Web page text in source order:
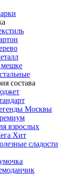
состава
Москвы
взрослых
Хит
сладости